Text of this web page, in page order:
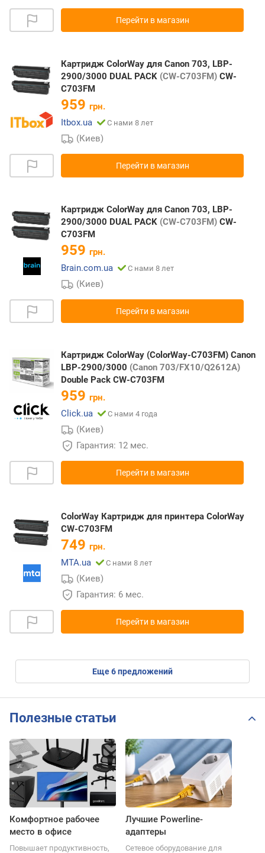
Перейти в магазин
Картридж ColorWay для Canon 703, LBP-
2900/3000 DUAL PACK (CW-C703FM) CW-
C703FM
959 грн.
Itbox.ua
С нами 8 лет
(Киев)
Перейти в магазин
Картридж ColorWay для Canon 703, LBP-
2900/3000 DUAL PACK (CW-C703FM) CW-
C703FM
959 грн.
Brain.com.ua
С нами 8 лет
(Киев)
Перейти в магазин
Картридж ColorWay (ColorWay-C703FM) Canon
LBP-2900/3000 (Canon 703/FX10/Q2612A)
Double Pack CW-C703FM
959 грн.
Click.ua
С нами 4 года
(Киев)
Гарантия: 12 мес.
Перейти в магазин
ColorWay Картридж для принтера ColorWay
CW-C703FM
749 грн.
MTA.ua
С нами 8 лет
(Киев)
Гарантия: 6 мес.
Перейти в магазин
eще6предложений
Полезные статьи
Комфортное рабочее
место в офисе
Повышает продуктивность,
Лучшие Powerline-
адаптеры
Сетевое оборудование для